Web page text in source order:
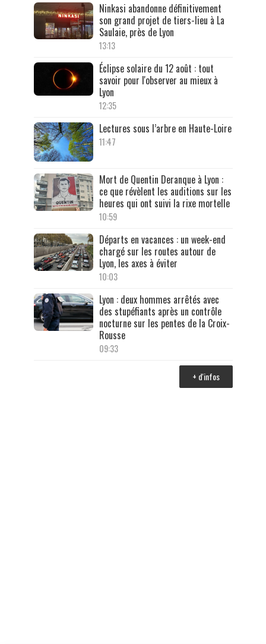
Ninkasi abandonne définitivement
son grand projet de tiers-lieu à La
Saulaie, près de Lyon
13:13
Éclipse solaire du 12 août : tout
savoir pour l'observer au mieux à
Lyon
12:35
Lectures sous l’arbre en Haute-Loire
11:47
Mort de Quentin Deranque à Lyon :
ce que révèlent les auditions sur les
heures qui ont suivi la rixe mortelle
10:59
Départs en vacances : un week-end
chargé sur les routes autour de
Lyon, les axes à éviter
10:03
Lyon : deux hommes arrêtés avec
des stupéfiants après un contrôle
nocturne sur les pentes de la Croix-
Rousse
09:33
+ d'infos